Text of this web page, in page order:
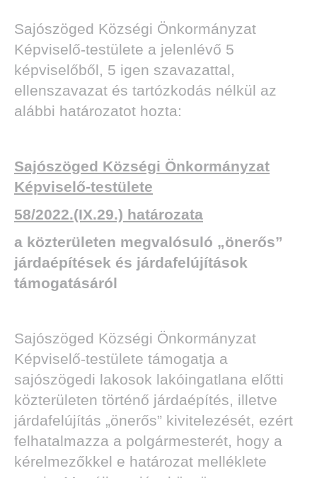
Sajószöged Községi Önkormányzat
Képviselő-testülete a jelenlévő 5
képviselőből, 5 igen szavazattal,
ellenszavazat és tartózkodás nélkül az
alábbi határozatot hozta:
Sajószöged Községi Önkormányzat
Képviselő-testülete
58/2022.(IX.29.) határozata
a közterületen megvalósuló „önerős”
járdaépítések és járdafelújítások
támogatásáról
Sajószöged Községi Önkormányzat
Képviselő-testülete támogatja a
sajószögedi lakosok lakóingatlana előtti
közterületen történő járdaépítés, illetve
járdafelújítás „önerős” kivitelezését, ezért
felhatalmazza a polgármesterét, hogy a
kérelmezőkkel e határozat melléklete